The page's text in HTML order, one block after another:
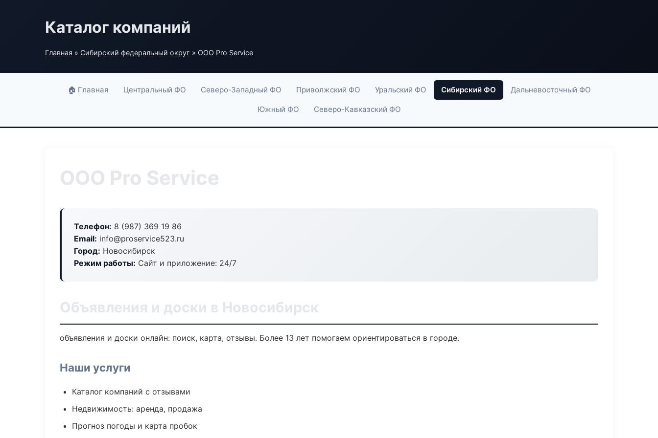
Каталог компаний
Главная » Сибирский федеральный округ » ООО Pro Service
🏠 Главная Центральный ФО Северо-Западный ФО Приволжский ФО Уральский ФО Сибирский ФО Дальневосточный ФО
Южный ФО Северо-Кавказский ФО
ООО Pro Service
Телефон: 8 (987) 369 19 86
Email: info@proservice523.ru
Город: Новосибирск
Режим работы: Сайт и приложение: 24/7
Объявления и доски в Новосибирск
объявления и доски онлайн: поиск, карта, отзывы. Более 13 лет помогаем ориентироваться в городе.
Наши услуги
Каталог компаний с отзывами
Недвижимость: аренда, продажа
Прогноз погоды и карта пробок